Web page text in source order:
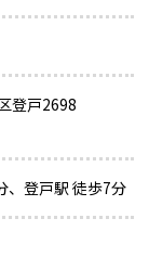
登戸2698
、登戸駅 徒歩7分